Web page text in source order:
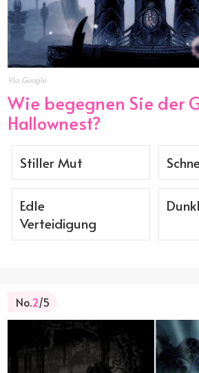
Via Google
Wie begegnen Sie der
Hallownest?
Stiller Mut
Edle
Verteidigung
No.2/5